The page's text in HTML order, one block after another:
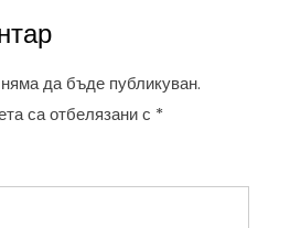
да бъде публикуван.
са отбелязани с *